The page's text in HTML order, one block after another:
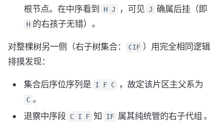
根节点。在中序看到
H J ，可见 J 确属后挂（即
H 的右孩子无错）。
对整棵树另一侧（右子树集合： CIF ）用完全相同逻辑
排摸发现：
集合后序位序列是 I F C ，故定该片区主父系为
C 。
退察中序段 C I F 知 IF 属其纯统管的右子代组 。